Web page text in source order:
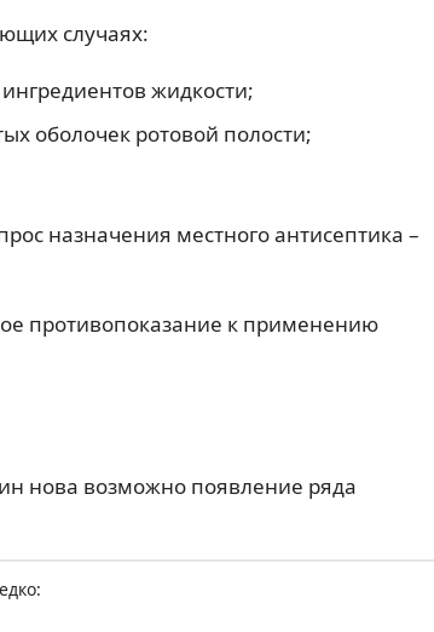
случаях:
жидкости;
оболочек ротовой полости;
назначения местного антисептика –
противопоказание к применению
нова возможно появление ряда